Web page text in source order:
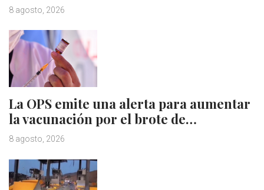
8 agosto, 2026
La OPS emite una alerta para aumentar
la vacunación por el brote de…
8 agosto, 2026